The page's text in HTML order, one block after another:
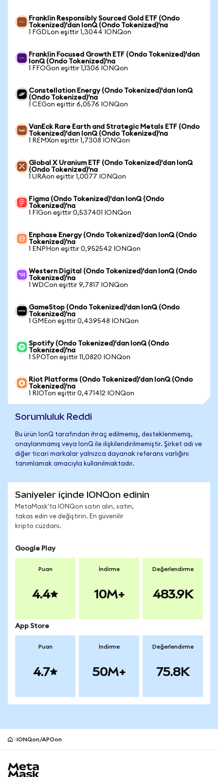
Franklin Responsibly Sourced Gold ETF (Ondo
Tokenized)'dan IonQ (Ondo Tokenized)'na
1 FGDLon eşittir 1,3044 IONQon
Franklin Focused Growth ETF (Ondo Tokenized)'dan
IonQ (Ondo Tokenized)'na
1 FFOGon eşittir 1,1306 IONQon
Constellation Energy (Ondo Tokenized)'dan IonQ
(Ondo Tokenized)'na
1 CEGon eşittir 6,0576 IONQon
VanEck Rare Earth and Strategic Metals ETF (Ondo
Tokenized)'dan IonQ (Ondo Tokenized)'na
1 REMXon eşittir 1,7308 IONQon
Global X Uranium ETF (Ondo Tokenized)'dan IonQ
(Ondo Tokenized)'na
1 URAon eşittir 1,0077 IONQon
Figma (Ondo Tokenized)'dan IonQ (Ondo
Tokenized)'na
1 FIGon eşittir 0,537401 IONQon
Enphase Energy (Ondo Tokenized)'dan IonQ (Ondo
Tokenized)'na
1 ENPHon eşittir 0,952542 IONQon
Western Digital (Ondo Tokenized)'dan IonQ (Ondo
Tokenized)'na
1 WDCon eşittir 9,7817 IONQon
GameStop (Ondo Tokenized)'dan IonQ (Ondo
Tokenized)'na
1 GMEon eşittir 0,439548 IONQon
Spotify (Ondo Tokenized)'dan IonQ (Ondo
Tokenized)'na
1 SPOTon eşittir 11,0820 IONQon
Riot Platforms (Ondo Tokenized)'dan IonQ (Ondo
Tokenized)'na
1 RIOTon eşittir 0,471412 IONQon
Sorumluluk Reddi
Bu ürün IonQ tarafından ihraç edilmemiş, desteklenmemiş,
onaylanmamış veya IonQ ile ilişkilendirilmemiştir. Şirket adı ve
diğer ticari markalar yalnızca dayanak referans varlığını
tanımlamak amacıyla kullanılmaktadır.
Saniyeler içinde IONQon edinin
MetaMask'ta IONQon satın alın, satın,
takas edin ve değiştirin. En güvenilir
kripto cüzdanı.
Google Play
Puan
4.4
İndirme
10M+
Değerlendirme
483.9K
App Store
Puan
4.7
İndirme
50M+
Değerlendirme
75.8K
IONQon/APOon